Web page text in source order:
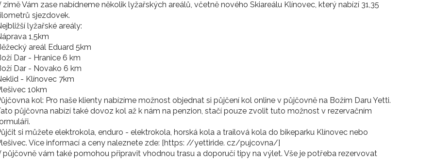
zimě Vám zase nabídneme několik lyžařských areálů, včetně nového Skiareálu Klínovec, který nabízí 31,35
sjezdovek.
lyžařské areály:
1,5km
areál Eduard 5km
Dar - Hranice 6 km
Dar - Novako 6 km
- Klínovec 7km
10km
kol: Pro naše klienty nabízíme možnost objednat si půjčení kol online v půjčovně na Božím Daru Yetti.
půjčovna nabízí také dovoz kol až k nám na penzion, stačí pouze zvolit tuto možnost v rezervačním
si můžete elektrokola, enduro - elektrokola, horská kola a trailová kola do bikeparku Klínovec nebo
Více informací a ceny naleznete zde: [https: //yettiride. cz/pujcovna/]
půjčovně vám také pomohou připravit vhodnou trasu a doporučí tipy na výlet. Vše je potřeba rezervovat